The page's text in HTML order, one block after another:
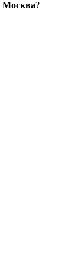
Москва?